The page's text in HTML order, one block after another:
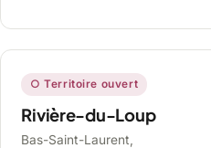
○ Territoire ouvert
Rivière-du-Loup
Bas-Saint-Laurent,